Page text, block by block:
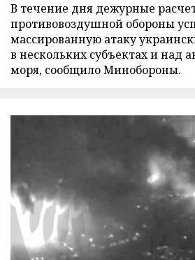
В течение дня дежурные
противовоздушной обороны
массированную атаку
в нескольких субъектах и над
моря, сообщило Минобороны.